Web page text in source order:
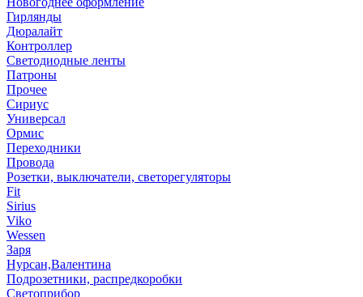
Гирлянды
Дюралайт
Контроллер
Светодиодные ленты
Патроны
Прочее
Сириус
Универсал
Ормис
Переходники
Провода
Розетки, выключатели, светорегуляторы
Fit
Sirius
Viko
Wessen
Заря
Нурсан,Валентина
Подрозетники, распредкоробки
Светоприбор